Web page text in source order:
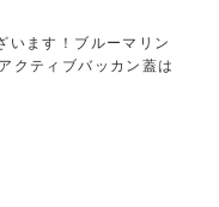
います！ブルーマリン
クティブバッカン蓋は